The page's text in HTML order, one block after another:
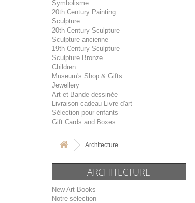
Symbolisme
20th Century Painting
Sculpture
20th Century Sculpture
Sculpture ancienne
19th Century Sculpture
Sculpture Bronze
Children
Museum's Shop & Gifts
Jewellery
Art et Bande dessinée
Livraison cadeau Livre d'art
Sélection pour enfants
Gift Cards and Boxes
Architecture
ARCHITECTURE
New Art Books
Notre sélection